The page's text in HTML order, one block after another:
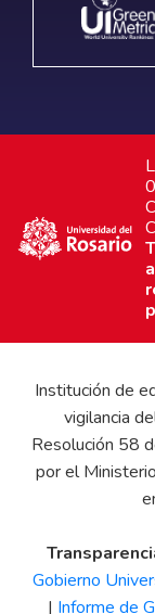
Institución de
vigilancia
Resolución 58
por el
Gobierno
| Informe de